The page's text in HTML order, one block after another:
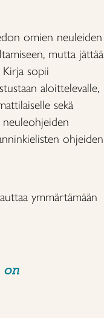
omien neuleiden
mutta jättää
sopii
aloittelevalle,
sekä
ohjeiden
ymmärtämään